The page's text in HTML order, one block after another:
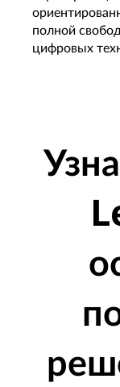
полной
цифровых